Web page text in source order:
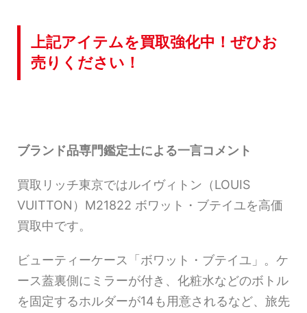
上記アイテムを買取強化中！ぜひお
売りください！
ブランド品専門鑑定士による一言コメント
買取リッチ東京ではルイヴィトン（LOUIS
VUITTON）M21822 ボワット・ブテイユを高価
買取中です。
ビューティーケース「ボワット・ブテイユ」。ケ
ース蓋裏側にミラーが付き、化粧水などのボトル
を固定するホルダーが14も用意されるなど、旅先